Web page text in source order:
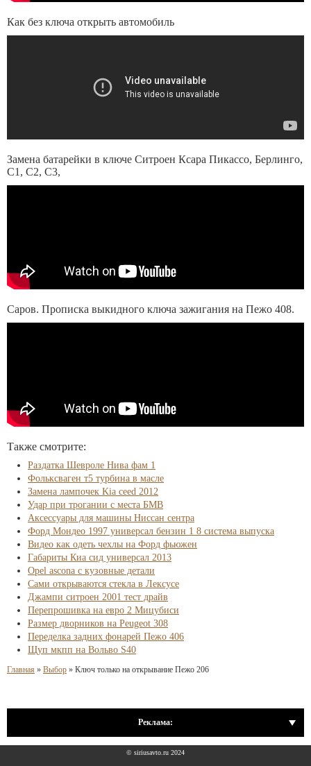
Как без ключа открыть автомобиль
Замена батарейки в ключе Ситроен Ксара Пикассо, Берлинго,
С1, С2, С3,
Саров. Прописка выкидного ключа зажигания на Пежо 408.
Также смотрите:
Раздатка Шевроле Нива фам 1
Фольксваген т5 турбина в масле
Замена лампочек Kia ceed 2012
Удар при трогании с места БМВ
Аксессуары для машины Ниссан сентра
Форд Мондео 1997 универсал бензин 1 8 система выпуска
Видео как одеть чехлы на Форд фьюжен
Габариты Киа сид универсал 2013
Opel ascona с кузовные детали
Сами открываются стекла в Лексусе
Джампи ситроен 2001 тест драйв
Перепрошивка на евро 2 Мицубиси
Размер дворников на Peugeot 308
Переделка задних фонарей Пежо 406
Щуп мкпп на Вольво S40
Главная » Выбор » Ключ только на открывание Пежо 206
Реклама:
© siriusavto.ru 2024